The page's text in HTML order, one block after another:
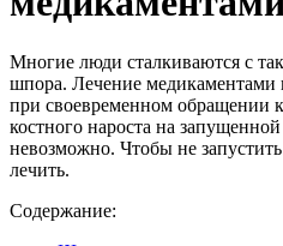
Многие люди сталкиваются с
шпора. Лечение медикаментами
при своевременном обращении к
костного нароста на
невозможно. Чтобы не
лечить.
Содержание: